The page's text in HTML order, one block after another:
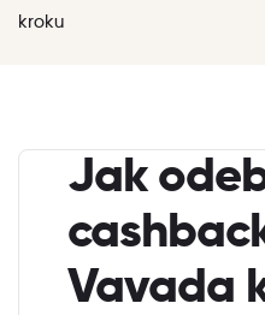
kroku
Jak
Vavada